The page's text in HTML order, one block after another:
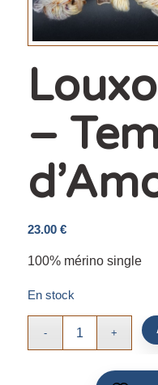
–
23.00 €
100% mérino single
En stock